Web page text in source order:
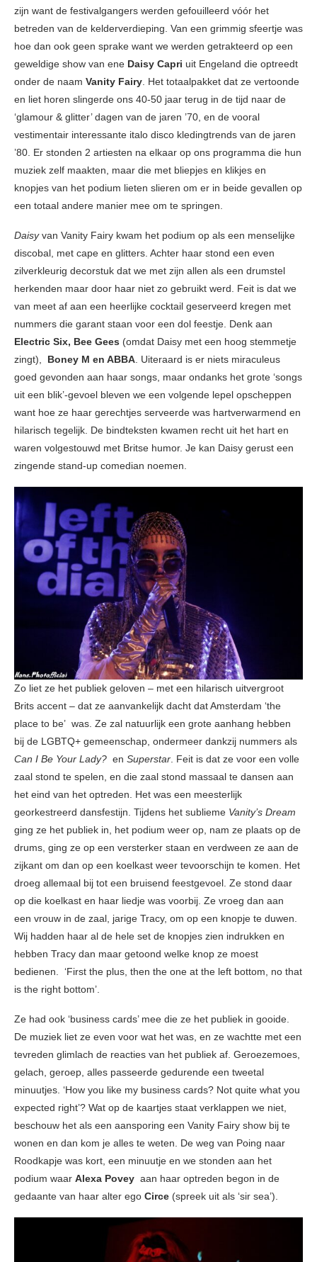
zijn want de festivalgangers werden gefouilleerd vóór het
betreden van de kelderverdieping. Van een grimmig sfeertje was
hoe dan ook geen sprake want we werden getrakteerd op een
geweldige show van ene Daisy Capri uit Engeland die optreedt
onder de naam Vanity Fairy. Het totaalpakket dat ze vertoonde
en liet horen slingerde ons 40-50 jaar terug in de tijd naar de
‘glamour & glitter’ dagen van de jaren ’70, en de vooral
vestimentair interessante italo disco kledingtrends van de jaren
’80. Er stonden 2 artiesten na elkaar op ons programma die hun
muziek zelf maakten, maar die met bliepjes en klikjes en
knopjes van het podium lieten slieren om er in beide gevallen op
een totaal andere manier mee om te springen.
Daisyvan Vanity Fairy kwam het podium op als een menselijke
discobal, met cape en glitters. Achter haar stond een even
zilverkleurig decorstuk dat we met zijn allen als een drumstel
herkenden maar door haar niet zo gebruikt werd. Feit is dat we
van meet af aan een heerlijke cocktail geserveerd kregen met
nummers die garant staan voor een dol feestje. Denk aan
Electric Six, Bee Gees (omdat Daisy met een hoog stemmetje
zingt),
Boney M en ABBA. Uiteraard is er niets miraculeus
goed gevonden aan haar songs, maar ondanks het grote ‘songs
uit een blik’-gevoel bleven we een volgende lepel opscheppen
want hoe ze haar gerechtjes serveerde was hartverwarmend en
hilarisch tegelijk. De bindteksten kwamen recht uit het hart en
waren volgestouwd met Britse humor. Je kan Daisy gerust een
zingende stand-up comedian noemen.
Zo liet ze het publiek geloven – met een hilarisch uitvergroot
Brits accent – dat ze aanvankelijk dacht dat Amsterdam ‘the
place to be’ was. Ze zal natuurlijk een grote aanhang hebben
bij de LGBTQ+ gemeenschap, ondermeer dankzij nummers als
Can I Be Your Lady? en Superstar. Feit is dat ze voor een volle
zaal stond te spelen, en die zaal stond massaal te dansen aan
het eind van het optreden. Het was een meesterlijk
georkestreerd dansfestijn. Tijdens het sublieme Vanity’s Dream
ging ze het publiek in, het podium weer op, nam ze plaats op de
drums, ging ze op een versterker staan en verdween ze aan de
zijkant om dan op een koelkast weer tevoorschijn te komen. Het
droeg allemaal bij tot een bruisend feestgevoel. Ze stond daar
op die koelkast en haar liedje was voorbij. Ze vroeg dan aan
een vrouw in de zaal, jarige Tracy, om op een knopje te duwen.
Wij hadden haar al de hele set de knopjes zien indrukken en
hebben Tracy dan maar getoond welke knop ze moest
bedienen. ‘First the plus, then the one at the left bottom, no that
is the right bottom’.
Ze had ook ‘business cards’ mee die ze het publiek in gooide.
De muziek liet ze even voor wat het was, en ze wachtte met een
tevreden glimlach de reacties van het publiek af. Geroezemoes,
gelach, geroep, alles passeerde gedurende een tweetal
minuutjes. ‘How you like my business cards? Not quite what you
expected right’? Wat op de kaartjes staat verklappen we niet,
beschouw het als een aansporing een Vanity Fairy show bij te
wonen en dan kom je alles te weten. De weg van Poing naar
Roodkapje was kort, een minuutje en we stonden aan het
podium waar Alexa Povey aan haar optreden begon in de
gedaante van haar alter ego Circe (spreek uit als ‘sir sea’).